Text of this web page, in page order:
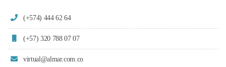
(+574) 444 62 64
(+57) 320 788 07 07
virtual@almar.com.co